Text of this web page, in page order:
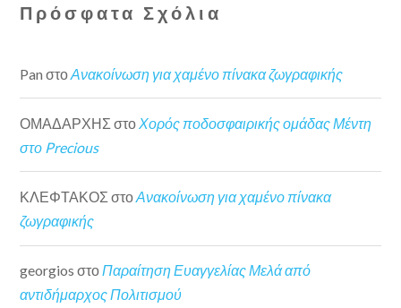
Πρόσφατα Σχόλια
Pan στοΑνακοίνωση για χαμένο πίνακα ζωγραφικής
ΟΜΑΔΑΡΧΗΣ στο Χορός ποδοσφαιρικής ομάδας Μέντη
στο Precious
ΚΛΕΦΤΑΚΟΣ στοΑνακοίνωση για χαμένο πίνακα
ζωγραφικής
georgios στοΠαραίτηση Ευαγγελίας Μελά από
αντιδήμαρχος Πολιτισμού